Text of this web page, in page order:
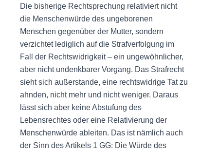
Die bisherige Rechtsprechung relativiert nicht
die Menschenwürde des ungeborenen
Menschen gegenüber der Mutter, sondern
verzichtet lediglich auf die Strafverfolgung im
Fall der Rechtswidrigkeit – ein ungewöhnlicher,
aber nicht undenkbarer Vorgang. Das Strafrecht
sieht sich außerstande, eine rechtswidrige Tat zu
ahnden, nicht mehr und nicht weniger. Daraus
lässt sich aber keine Abstufung des
Lebensrechtes oder eine Relativierung der
Menschenwürde ableiten. Das ist nämlich auch
der Sinn des Artikels 1 GG: Die Würde des